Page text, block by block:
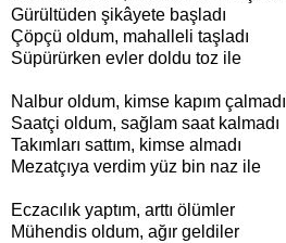
Gürültüden şikâyete başladı
Çöpçü oldum, mahalleli taşladı
Süpürürken evler doldu toz ile
Nalbur oldum, kimse kapım çalmadı
Saatçi oldum, sağlam saat kalmadı
Takımları sattım, kimse almadı
Mezatçıya verdim yüz bin naz ile
Eczacılık yaptım, arttı ölümler
Mühendis oldum, ağır geldiler